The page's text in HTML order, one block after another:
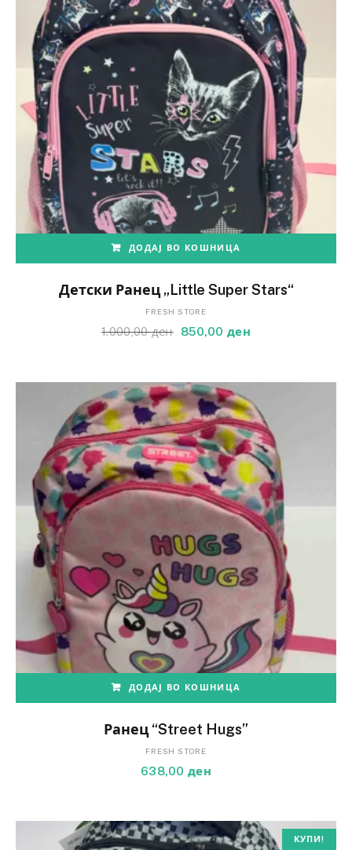
ДОДАЈ ВО КОШНИЦА
Детски Ранец „Little Super Stars“
FRESH STORE
1.000,00ден 850,00ден
ДОДАЈ ВО КОШНИЦА
Ранец “Street Hugs”
FRESH STORE
638,00ден
КУПИ!